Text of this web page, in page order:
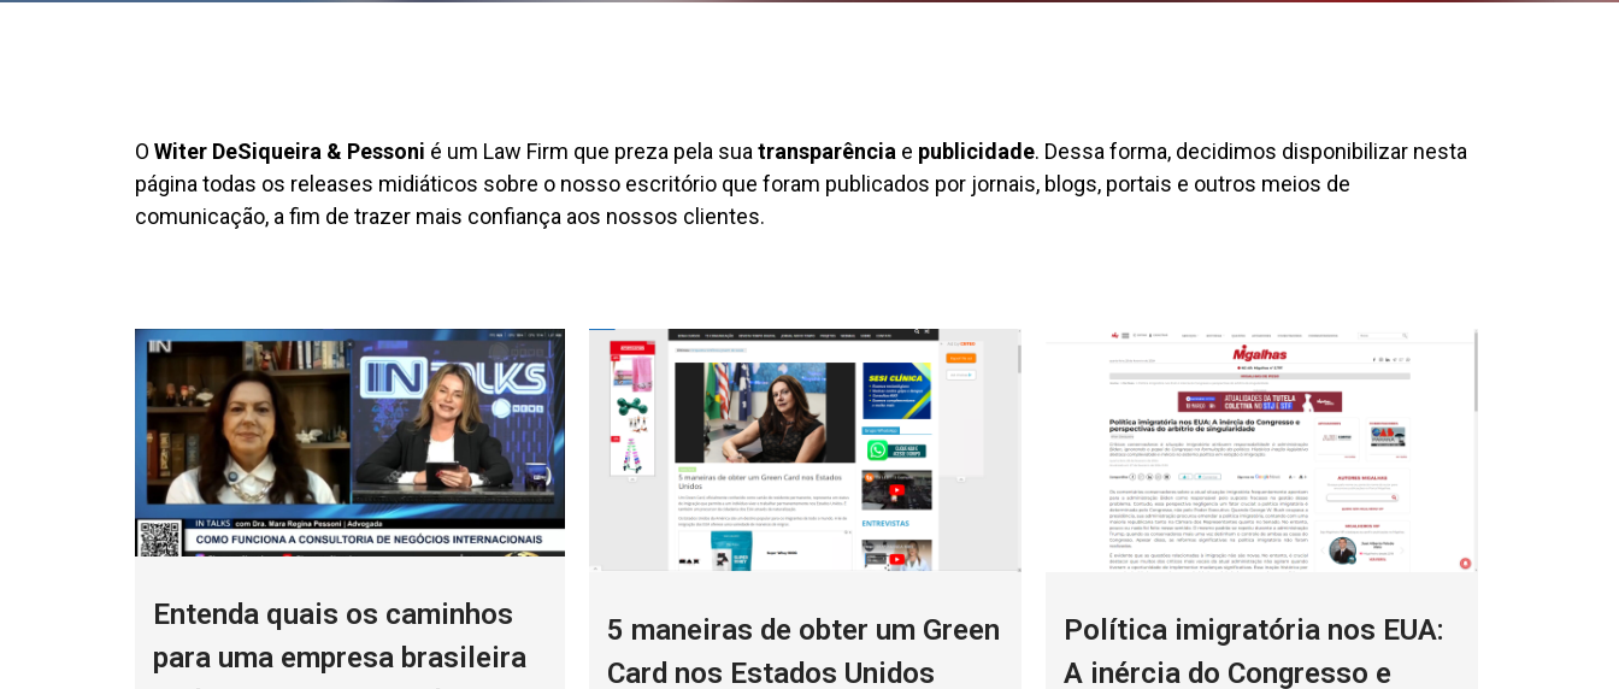
O Witer DeSiqueira & Pessoni é um Law Firm que preza pela suatransparência e publicidade. Dessa forma, decidimos disponibilizar nesta
página todas os releases midiáticos sobre o nosso escritório que foram publicados por jornais, blogs, portais e outros meios de
comunicação, a fim de trazer mais confiança aos nossos clientes.
Entenda quais os caminhos
para uma empresa brasileira
5 maneiras de obter um Green
Card nos Estados Unidos
Política imigratória nos EUA:
A inércia do Congresso e